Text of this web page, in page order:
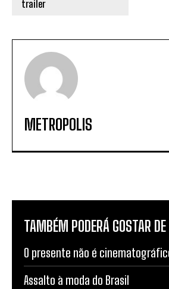
METROPOLIS
TAMBÉM PODERÁ GOSTAR DE
O presente não é
Assalto à moda do Brasil